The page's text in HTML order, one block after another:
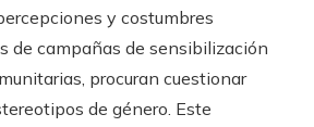
y costumbres
de campañas de sensibilización
procuran cuestionar
de género. Este